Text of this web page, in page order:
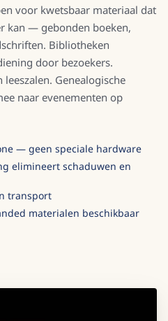
voor kwetsbaar materiaal dat
kan — gebonden boeken,
Bibliotheken
door bezoekers.
Genealogische
naar evenementen op
— geen speciale hardware
elimineert schaduwen en
transport
materialen beschikbaar